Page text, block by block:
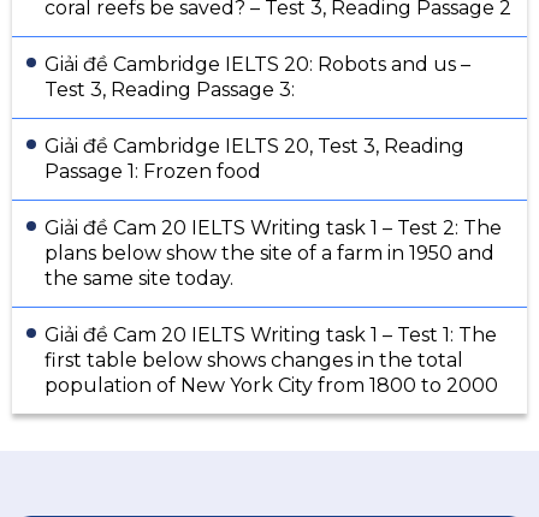
coral reefs be saved? – Test 3, Reading Passage 2
Giải đề Cambridge IELTS 20: Robots and us –
Test 3, Reading Passage 3:
Giải đề Cambridge IELTS 20, Test 3, Reading
Passage 1: Frozen food
Giải đề Cam 20 IELTS Writing task 1 – Test 2: The
plans below show the site of a farm in 1950 and
the same site today.
Giải đề Cam 20 IELTS Writing task 1 – Test 1: The
first table below shows changes in the total
population of New York City from 1800 to 2000